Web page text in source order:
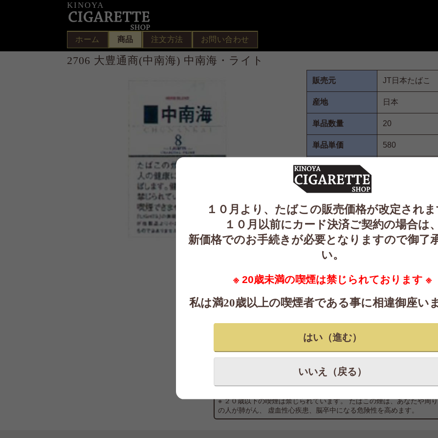
KINOYA
ホーム 商品 注文方法 お問い合わせ
2706 大豊通商(中南海) 中南海・ライト
販売元 JT日本たばこ
産地 日本
単品数量 20
単品単価 580
入り数
ニコチン
発売日 ;
※
１０月よりたなこ販売価格改定が予定されております。
改定前価格でカード決済ご契約のお客様は、お手数ですが再度お手続き
が必要となります。
※ 当サイトはタバコの定期購入販売を取り扱っております。
スポット単品での販売は行っておりませんのでご了承ください。
※ ２０歳以下の喫煙は禁じられています。 たばこの煙は、あなたや周り
の人が肺がん、 虚血性心疾患、脳卒中になる危険性を高めます。
１０月より、たばこの販売価格が改定され
１０月以前にカード決済ご契約の場合は
新価格でのお手続きが必要となりますので御了
い。
※ 20歳未満の喫煙は禁じられております ※
私は満20歳以上の喫煙者である事に相違御座い
はい（進む）
いいえ（戻る）